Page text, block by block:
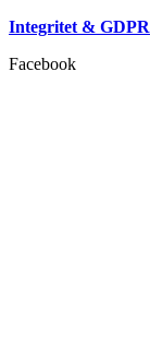
Integritet & GDPR
Facebook